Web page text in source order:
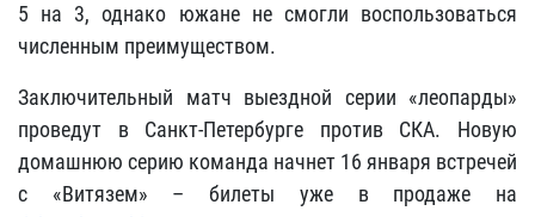
5 на 3, однако южане не смогли воспользоваться
численным преимуществом.
Заключительный матч выездной серии «леопарды»
проведут в Санкт-Петербурге против СКА. Новую
домашнюю серию команда начнет 16 января встречей
с «Витязем» – билеты уже в продаже на